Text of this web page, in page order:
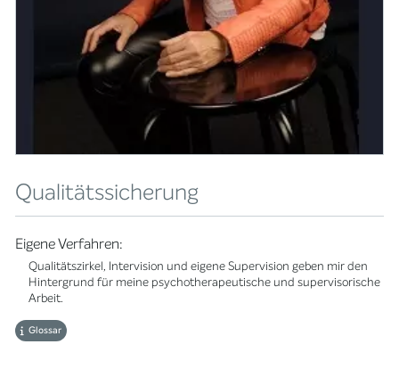
Qualitätssicherung
Eigene Verfahren:
Qualitätszirkel, Intervision und eigene Supervision geben mir den
Hintergrund für meine psychotherapeutische und supervisorische
Arbeit.
Glossar